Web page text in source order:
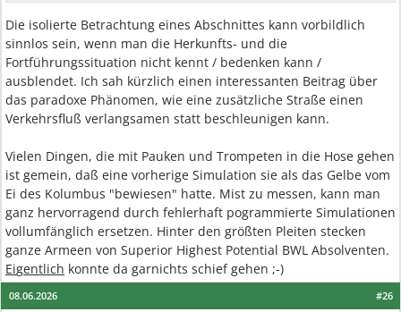
Die isolierte Betrachtung eines Abschnittes kann vorbildlich
sinnlos sein, wenn man die Herkunfts- und die
Fortführungssituation nicht kennt / bedenken kann /
ausblendet. Ich sah kürzlich einen interessanten Beitrag über
das paradoxe Phänomen, wie eine zusätzliche Straße einen
Verkehrsfluß verlangsamen statt beschleunigen kann.
Vielen Dingen, die mit Pauken und Trompeten in die Hose gehen
ist gemein, daß eine vorherige Simulation sie als das Gelbe vom
Ei des Kolumbus "bewiesen" hatte. Mist zu messen, kann man
ganz hervorragend durch fehlerhaft pogrammierte Simulationen
vollumfänglich ersetzen. Hinter den größten Pleiten stecken
ganze Armeen von Superior Highest Potential BWL Absolventen.
Eigentlich konnte da garnichts schief gehen ;-)
#26
08.06.2026